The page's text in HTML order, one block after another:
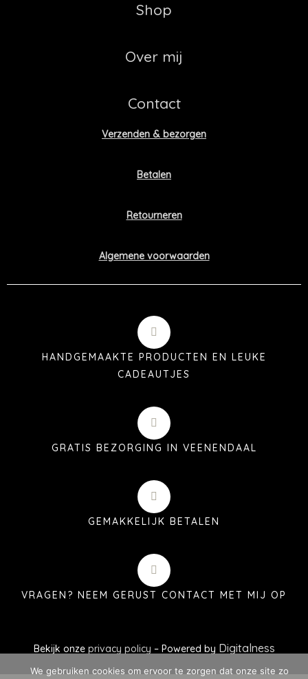
Shop
Over mij
Contact
Verzenden & bezorgen
Betalen
Retourneren
Algemene voorwaarden
HANDGEMAAKTE PRODUCTEN EN LEUKE
CADEAUTJES
GRATIS BEZORGING IN VEENENDAAL
GEMAKKELIJK BETALEN
VRAGEN? NEEM GERUST CONTACT MET MIJ OP
Bekijk onze privacy policy – Powered by Digitalness
We gebruiken cookies om ervoor te zorgen dat onze site zo